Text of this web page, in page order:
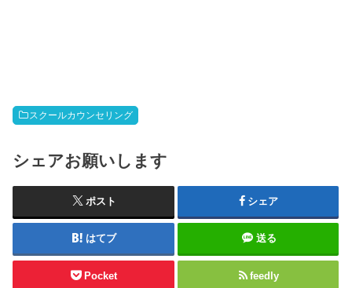
スクールカウンセリング
シェアお願いします
ポスト シェア
はてブ 送る
Pocket feedly